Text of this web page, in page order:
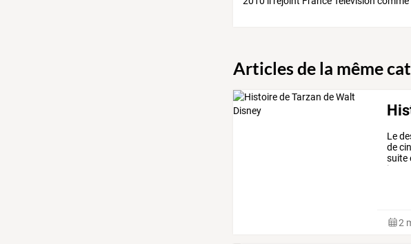
Articles de la même
Le
de
suite
2